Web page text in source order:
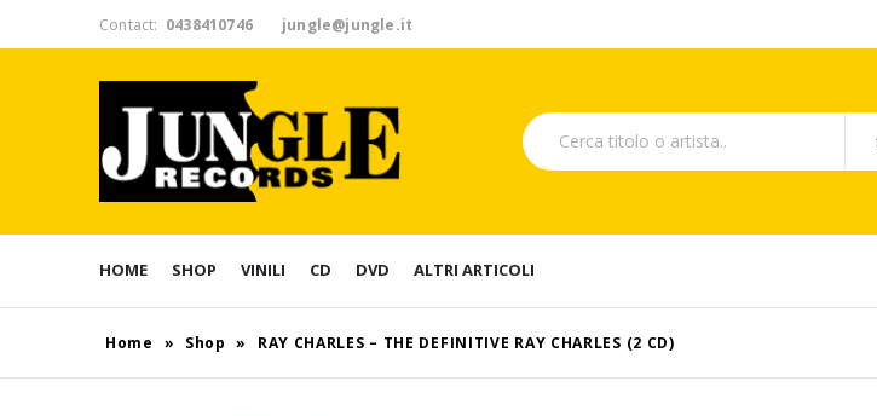
Contact: 0438410746 jungle@jungle.it
HOME SHOP VINILI CD DVD ALTRI ARTICOLI
Home » Shop » RAY CHARLES – THE DEFINITIVE RAY CHARLES (2 CD)